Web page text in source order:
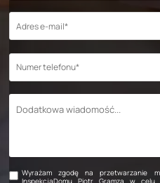
Wyrażam zgodę na przetwarzanie